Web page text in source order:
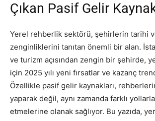
Çıkan Pasif Gelir
Yerel rehberlik sektörü, şehirlerin tarihi
zenginliklerini tanıtan önemli bir alan.
ve turizm açısından zengin bir şehirde,
için 2025 yılı yeni fırsatlar ve kazanç
Özellikle pasif gelir kaynakları,
yaparak değil, aynı zamanda farklı
etmelerine olanak sağlıyor. Bu yazıda,